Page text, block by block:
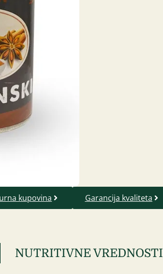
kupovina Garancija kvaliteta
NUTRITIVNE VREDNOSTI